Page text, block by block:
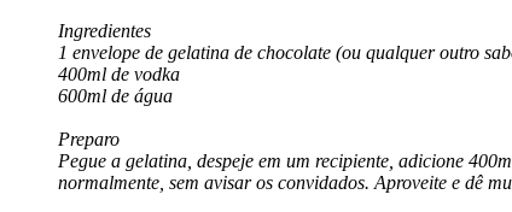
Ingredientes
1 envelope de gelatina de chocolate (ou qualquer outro
400ml de vodka
600ml de água
Preparo
Pegue a gelatina, despeje em um recipiente, adicione
normalmente, sem avisar os convidados. Aproveite e dê